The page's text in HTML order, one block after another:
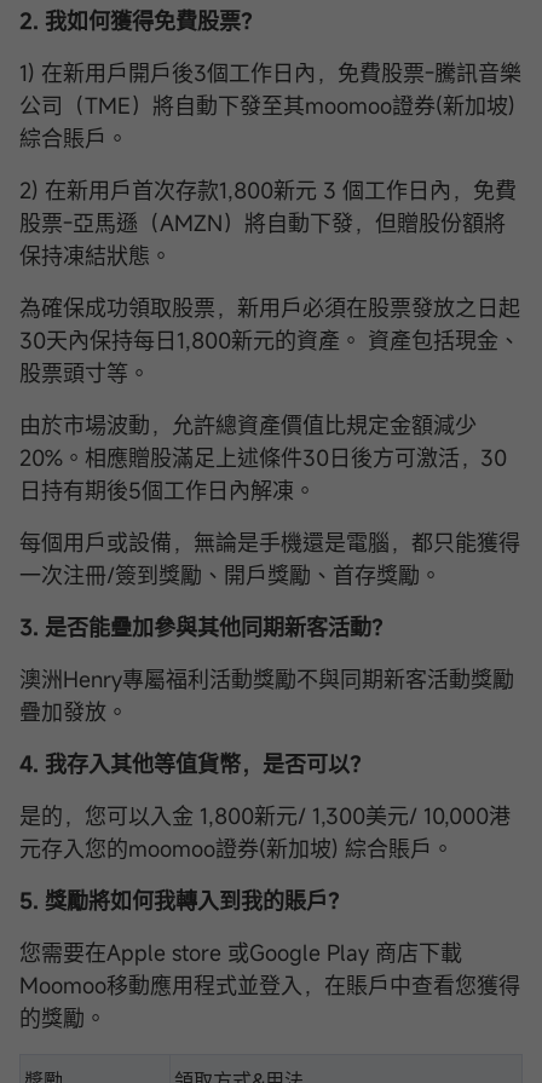
2. 我如何獲得免費股票？
1) 在新用戶開戶後3個工作日內，免費股票-騰訊音樂
公司（TME）將自動下發至其moomoo證券(新加坡)
綜合賬戶。
2) 在新用戶首次存款1,800新元 3 個工作日內，免費
股票-亞馬遜（AMZN）將自動下發，但贈股份額將
保持凍結狀態。
為確保成功領取股票，新用戶必須在股票發放之日起
30天內保持每日1,800新元的資產。 資產包括現金、
股票頭寸等。
由於市場波動，允許總資產價值比規定金額減少
20%。相應贈股滿足上述條件30日後方可激活，30
日持有期後5個工作日內解凍。
每個用戶或設備，無論是手機還是電腦，都只能獲得
一次注冊/簽到獎勵、開戶獎勵、首存獎勵。
3. 是否能疊加參與其他同期新客活動？
澳洲Henry專屬福利活動獎勵不與同期新客活動獎勵
疊加發放。
4. 我存入其他等值貨幣，是否可以？
是的，您可以入金 1,800新元/ 1,300美元/ 10,000港
元存入您的moomoo證券(新加坡) 綜合賬戶。
5. 獎勵將如何我轉入到我的賬戶？
您需要在Apple store 或Google Play 商店下載
Moomoo移動應用程式並登入，在賬戶中查看您獲得
的獎勵。